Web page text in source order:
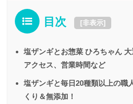
目次 [非表示]
塩ザンギとお惣菜 ひろちゃん
アクセス、営業時間など
塩ザンギと毎日20種類以上の職
くり＆無添加！